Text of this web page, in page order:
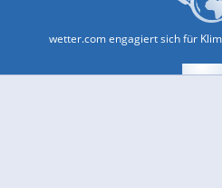
wetter.com engagiert sich für